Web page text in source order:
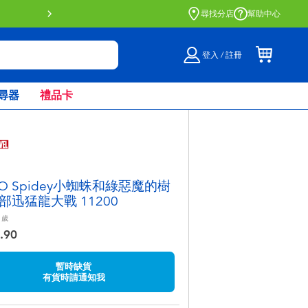
門店自取服務 網上購買並在店內
尋找分店 幫助中心
登入 / 註冊
器 禮品卡
Spidey小蜘蛛和綠惡魔的樹
迅猛龍大戰 11200
歲
暫時缺貨
有貨時請通知我